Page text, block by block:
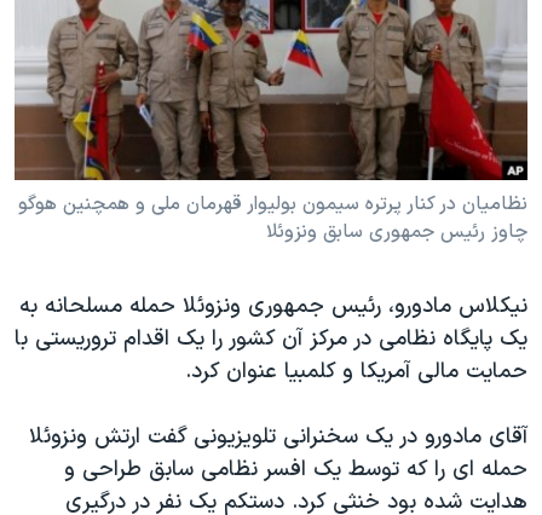
فرهنگ و زندگی
حقوق شهروندی
اقتصادی
علم و فناوری
اسرائیل در جنگ
گالری عکس
مستندها
انتخابات ریاست جمهوری آمریکا ۲۰۲۴
حمله جمهوری اسلامی به اسرائیل
رمز مهسا
ورزش زنان در ایران
اعتراضات زن، زندگی، آزادی
تریبونال مردمی آبان ۹۸
دادگاه حمید نوری
قانون شفافیت دارائی کادر رهبری ایران
اعتراضات مردمی آبان ۹۸
دنبال کنید
زبانهای مختلف
نظامیان در کنار پرتره سیمون بولیوار قهرمان ملی و همچنین هوگو
چاوز رئیس جمهوری سابق ونزوئلا
نیکلاس مادورو، رئیس جمهوری ونزوئلا حمله مسلحانه به
یک پایگاه نظامی در مرکز آن کشور را یک اقدام تروریستی با
حمایت مالی آمریکا و کلمبیا عنوان کرد.
آقای مادورو در یک سخنرانی تلویزیونی گفت ارتش ونزوئلا
حمله ای را که توسط یک افسر نظامی سابق طراحی و
هدایت شده بود خنثی کرد. دستکم یک نفر در درگیری